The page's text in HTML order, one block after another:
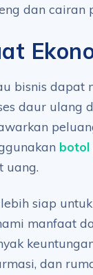
dan cairan
bisnis dapat
daur ulang
botol
uang.
siap
manfaat
dan